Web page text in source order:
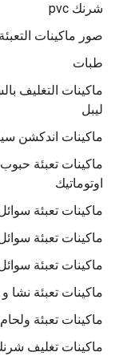
شرنك pvc
صور ماكينات
طبات
ليبل
ماكينات اندكشن
ماكينات تعبئة
اوتوماتيك
ماكينات تعبئة
ماكينات تعبئة
ماكينات تعبئة
ماكينات تعبئة نشا
ماكينات تعبئة
ماكينات تغليف